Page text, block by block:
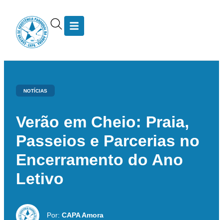
NOTÍCIAS
Verão em Cheio: Praia,
Passeios e Parcerias no
Encerramento do Ano
Letivo
Por: CAPA Amora